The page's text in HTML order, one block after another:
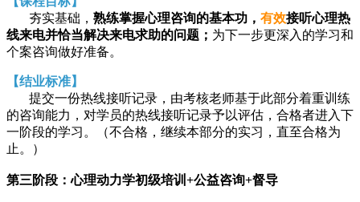
夯实基础， 熟练掌握心理咨询的基本功， 有效接听心理热
线来电并恰当解决来电求助的问题； 为下一步更深入的学习和
个案咨询做好准备。
【结业标准】
提交一份热线接听记录，由考核老师基于此部分着重训练
的咨询能力，对学员的热线接听记录予以评估，合格者进入下
一阶段的学习。（不合格，继续本部分的实习，直至合格为
止。）
第三阶段：心理动力学初级培训+公益咨询+督导